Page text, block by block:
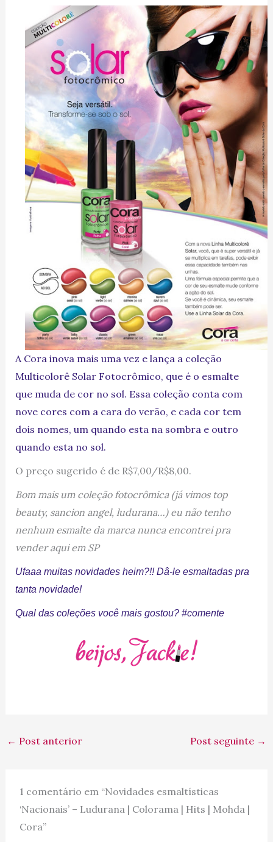
A Cora inova mais uma vez e lança a coleção
Multicolorê Solar Fotocrômico, que é o esmalte
que muda de cor no sol. Essa coleção conta com
nove cores com a cara do verão, e cada cor tem
dois nomes, um quando esta na sombra e outro
quando esta no sol.
O preço sugerido é de R$7,00/R$8,00.
Bom mais um coleção fotocrômica (já vimos top
beauty, sancion angel, ludurana…) eu não tenho
nenhum esmalte da marca nunca encontrei pra
vender aqui em SP
Ufaaa muitas novidades heim?!! Dâ-le esmaltadas pra
tanta novidade!
Qual das coleções você mais gostou? #comente
← Post anterior Post seguinte →
1 comentário em “Novidades esmaltísticas
‘Nacionais’ – Ludurana | Colorama | Hits | Mohda |
Cora”